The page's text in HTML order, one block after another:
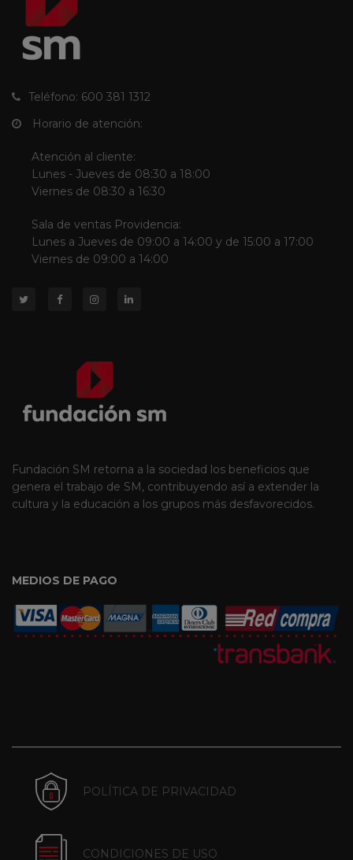
Teléfono: 600 381 1312
Horario de atención:
Atención al cliente:
Lunes - Jueves de 08:30 a 18:00
Viernes de 08:30 a 16:30
Sala de ventas Providencia:
Lunes a Jueves de 09:00 a 14:00 y de 15:00 a 17:00
Viernes de 09:00 a 14:00
Fundación SM retorna a la sociedad los beneficios que
genera el trabajo de SM, contribuyendo así a extender la
cultura y la educación a los grupos más desfavorecidos.
MEDIOS DE PAGO
POLÍTICA DE PRIVACIDAD
CONDICIONES DE USO